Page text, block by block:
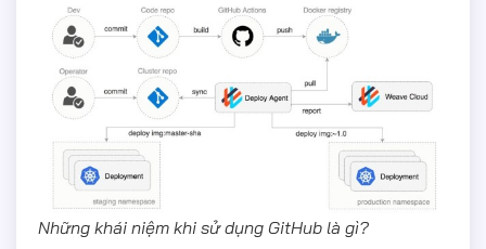
Những khái niệm khi sử dụng GitHub là gì?